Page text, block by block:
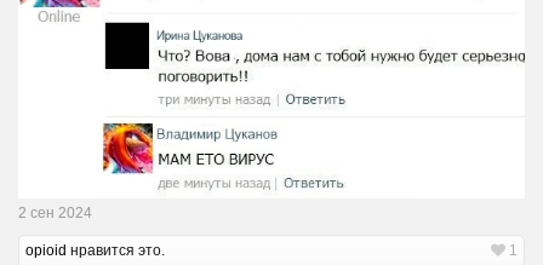
2 сен 2024
opioid нравится это. 1